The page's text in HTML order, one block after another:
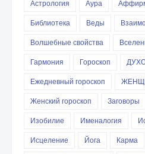
Астрология Аура
Библиотека
Веды
Волшебные свойства
Гармония
Гороскоп
Ежедневный гороскоп
Женский гороскоп
Заговоры
Изобилие
Именалогия
Исцеление
Йога Карма